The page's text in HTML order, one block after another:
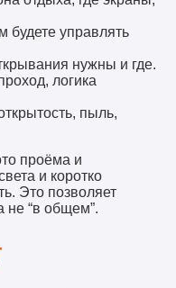
будете управлять
нужны и где.
логика
пыль,
проёма и
и коротко
Это позволяет
не “в общем”.